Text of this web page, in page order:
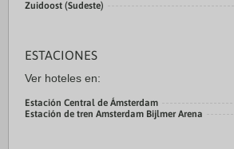
Zuidoost (Sudeste)
ESTACIONES
Ver hoteles en:
Estación Central de Ámsterdam
Estación de tren Amsterdam Bijlmer Arena